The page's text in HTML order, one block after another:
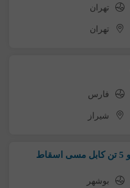
تهران
تهران
فارس
شیراز
بوشهر